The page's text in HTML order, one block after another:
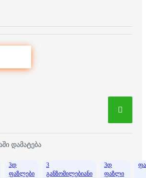
დამატება
3დ
ფაზლები
3
განზომილებიანი
3დ
ფაზლი